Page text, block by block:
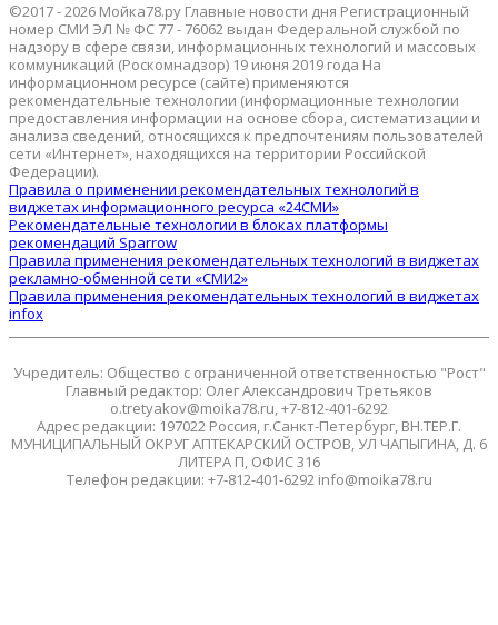
©2017 - 2026 Мойка78.ру Главные новости дня Регистрационный
номер СМИ ЭЛ № ФС 77 - 76062 выдан Федеральной службой по
надзору в сфере связи, информационных технологий и массовых
коммуникаций (Роскомнадзор) 19 июня 2019 года На
информационном ресурсе (сайте) применяются
рекомендательные технологии (информационные технологии
предоставления информации на основе сбора, систематизации и
анализа сведений, относящихся к предпочтениям пользователей
сети «Интернет», находящихся на территории Российской
Федерации).
Правила о применении рекомендательных технологий в
виджетах информационного ресурса «24СМИ»
Рекомендательные технологии в блоках платформы
рекомендаций Sparrow
Правила применения рекомендательных технологий в виджетах
рекламно-обменной сети «СМИ2»
Правила применения рекомендательных технологий в виджетах
infox
Учредитель: Общество с ограниченной ответственностью "Рост"
Главный редактор: Олег Александрович Третьяков
o.tretyakov@moika78.ru, +7-812-401-6292
Адрес редакции: 197022 Россия, г.Санкт-Петербург, ВН.ТЕР.Г.
МУНИЦИПАЛЬНЫЙ ОКРУГ АПТЕКАРСКИЙ ОСТРОВ, УЛ ЧАПЫГИНА, Д. 6
ЛИТЕРА П, ОФИС 316
Телефон редакции: +7-812-401-6292 info@moika78.ru